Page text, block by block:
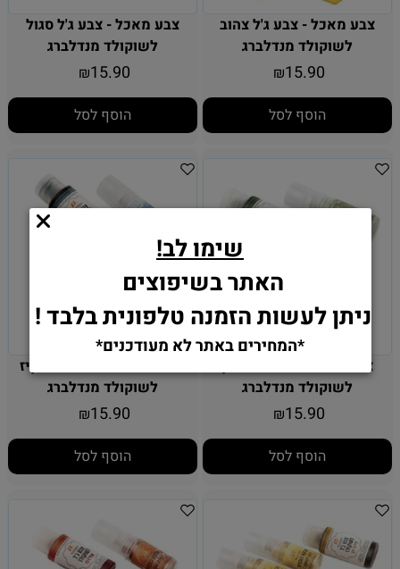
צבע מאכל - צבע ג'ל צהוב
לשוקולד מנדלברג
₪15.90
הוסף לסל
צבע מאכל - צבע ג'ל סגול
לשוקולד מנדלברג
₪15.90
הוסף לסל
צבע מאכל - צבע ג'ל ירוק
לשוקולד מנדלברג
₪15.90
הוסף לסל
צבע מאכל - צבע ג'ל טורקיז
לשוקולד מנדלברג
₪15.90
הוסף לסל
שימו לב!
האתר בשיפוצים
ניתן לעשות הזמנה טלפונית בלבד !
*המחירים באתר לא מעודכנים*